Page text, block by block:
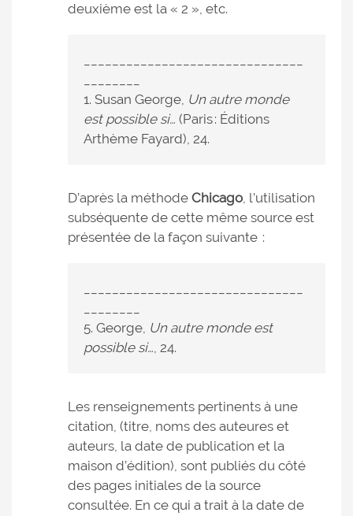
deuxième est la « 2 », etc.
1. Susan George, Un autre monde
est possible si… (Paris : Éditions
Arthème Fayard), 24.
D’après la méthode Chicago, l’utilisation
subséquente de cette même source est
présentée de la façon suivante :
5. George, Un autre monde est
possible si…, 24.
Les renseignements pertinents à une
citation, (titre, noms des auteures et
auteurs, la date de publication et la
maison d’édition), sont publiés du côté
des pages initiales de la source
consultée. En ce qui a trait à la date de